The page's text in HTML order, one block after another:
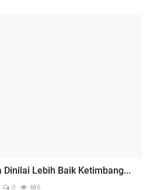
Dinilai Lebih Baik Ketimbang...
0 686